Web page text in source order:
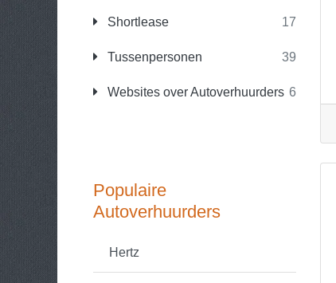
Shortlease 17
Tussenpersonen 39
Websites over Autoverhuurders 6
Populaire
Autoverhuurders
Hertz